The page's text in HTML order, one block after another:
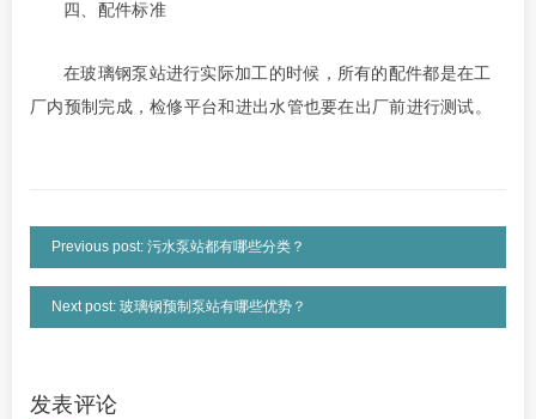
四、 配件标准
在玻璃钢泵站进行实际加工的时候，所有的配件都是在工
厂内预制完成，检修平台和进出水管也要在出厂前进行测试。
Previous post: 污水泵站都有哪些分类？
Next post: 玻璃钢预制泵站有哪些优势？
发表评论